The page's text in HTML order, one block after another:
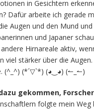
in Gesichtern
Dafür arbeite ich gerade
Augen und den Mund
und Japaner
Hirnareale aktiv,
viel stärker über die
(^_^) (*´▽`*) (◕‿◕) (↼_↼)
gekommen,
folgte mein Weg